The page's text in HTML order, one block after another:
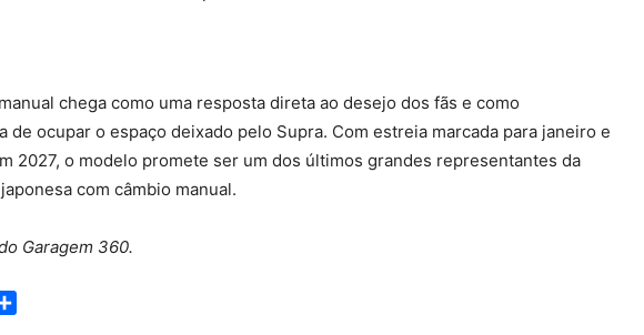
chega como uma resposta direta ao desejo dos fãs e como
de ocupar o espaço deixado pelo Supra. Com estreia marcada para janeiro e
2027, o modelo promete ser um dos últimos grandes representantes da
com câmbio manual.
Garagem 360.